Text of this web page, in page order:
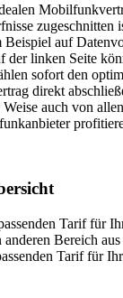
zugeschnitten
Beispiel auf
der linken Seite
sofort den
direkt
Weise auch von
Tarif für
anderen Bereich
Tarif für